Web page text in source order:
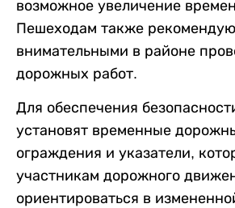
возможное увеличение
Пешеходам также
внимательными в районе
дорожных работ.
Для обеспечения
установят временные
ограждения и указатели,
участникам дорожного
ориентироваться в